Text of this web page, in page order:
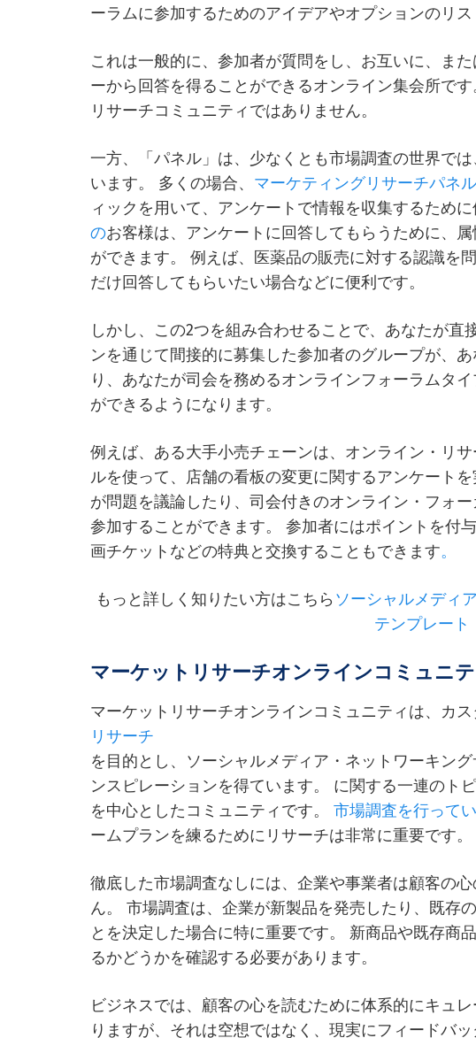
ーラムに参加するためのアイデアやオプションのリ
これは一般的に、参加者が質問をし、お互いに、ま
ーから回答を得ることができるオンライン集会所で
リサーチコミュニティではありません。
一方、「パネル」は、少なくとも市場調査の世界で
います。 多くの場合、 マーケティングリサーチパネ
ィックを用いて、アンケートで情報を収集するために
のお客様は、アンケートに回答してもらうために、
ができます。 例えば、医薬品の販売に対する認識を
だけ回答してもらいたい場合などに便利です。
しかし、この2つを組み合わせることで、あなたが直
ンを通じて間接的に募集した参加者のグループが、
り、あなたが司会を務めるオンラインフォーラムタ
ができるようになります。
例えば、ある大手小売チェーンは、オンライン・リ
ルを使って、店舗の看板の変更に関するアンケート
が問題を議論したり、司会付きのオンライン・フォ
参加することができます。 参加者にはポイントを付
画チケットなどの特典と交換することもできます。
もっと詳しく知りたい方はこちら ソーシャルメディ
テンプレート
マーケットリサーチオンラインコミュニテ
マーケットリサーチオンラインコミュニティは、カ
リサーチ
を目的とし、ソーシャルメディア・ネットワーキン
ンスピレーションを得ています。 に関する一連のト
を中心としたコミュニティです。 市場調査を行ってい
ームプランを練るためにリサーチは非常に重要です。
徹底した市場調査なしには、企業や事業者は顧客の
ん。 市場調査は、企業が新製品を発売したり、既存
とを決定した場合に特に重要です。 新商品や既存商
るかどうかを確認する必要があります。
ビジネスでは、顧客の心を読むために体系的にキュ
りますが、それは空想ではなく、現実にフィードバ